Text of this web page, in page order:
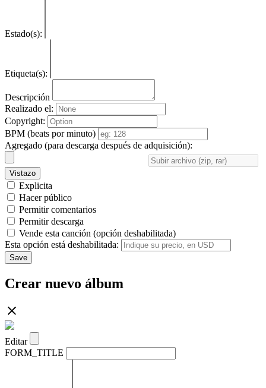
Estado(s):
Etiqueta(s):
Descripción
Realizado el:
Copyright:
BPM (beats por minuto)
Agregado (para descarga después de adquisición):
Vistazo
Explicita
Hacer público
Permitir comentarios
Permitir descarga
Vende esta canción (opción deshabilitada)
Esta opción está deshabilitada:
Save
Crear nuevo álbum
Editar
FORM_TITLE